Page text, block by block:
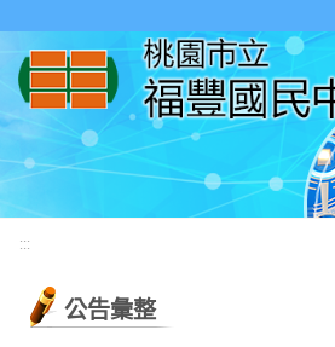
:::
公告彙整